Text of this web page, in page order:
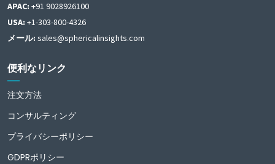
APAC: +91 9028926100
USA: +1-303-800-4326
メール: sales@sphericalinsights.com
便利なリンク
注文方法
コンサルティング
プライバシーポリシー
GDPRポリシー